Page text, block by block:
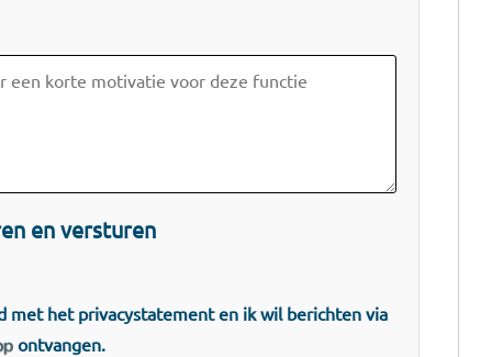
en versturen
met het privacystatementen ik wil berichten via
ontvangen.